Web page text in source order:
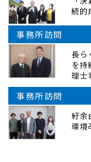
続的
事務所訪問
長ら
を
理士
事務所訪問
紆余
環境